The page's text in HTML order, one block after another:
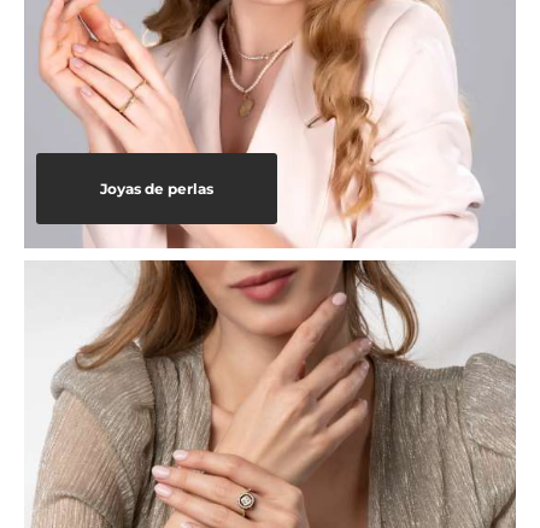
Joyas de perlas